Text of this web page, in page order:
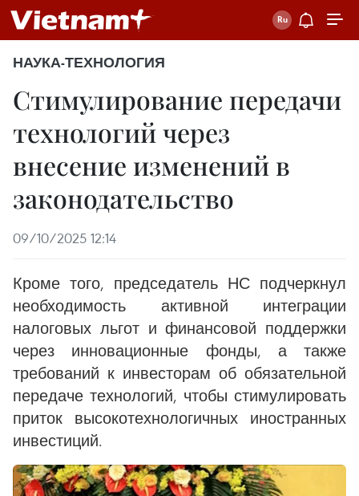
НАУКА-ТЕХНОЛОГИЯ
Стимулирование передачи
технологий через
внесение изменений в
законодательство
09/10/2025 12:14
Кроме того, председатель НС подчеркнул
необходимость активной интеграции
налоговых льгот и финансовой поддержки
через инновационные фонды, а также
требований к инвесторам об обязательной
передаче технологий, чтобы стимулировать
приток высокотехнологичных иностранных
инвестиций.